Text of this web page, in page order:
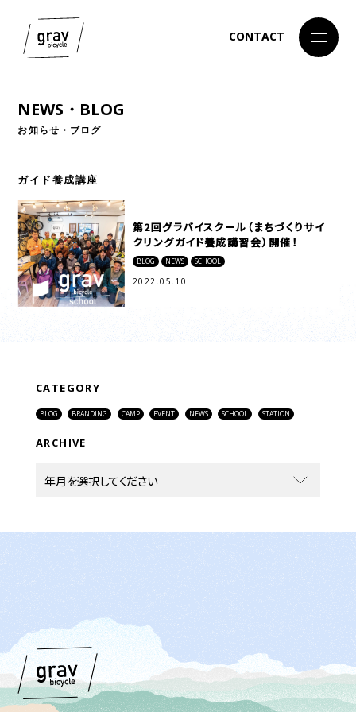
CONTACT
NEWS・BLOG
お知らせ・ブログ
ガイド養成講座
第2回グラバイスクール（まちづくりサイ
クリングガイド養成講習会）開催！
BLOG NEWS SCHOOL
2022.05.10
CATEGORY
BLOG BRANDING CAMP EVENT NEWS SCHOOL STATION
ARCHIVE